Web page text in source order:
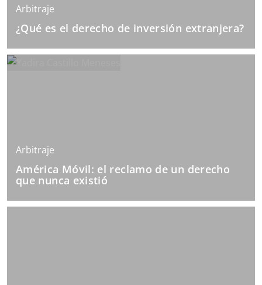
Arbitraje
¿Qué es el derecho de inversión extranjera?
Arbitraje
América Móvil: el reclamo de un derecho
que nunca existió